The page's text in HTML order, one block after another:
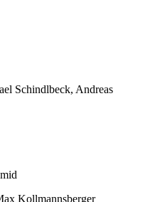
Schindlbeck, Andreas
Kollmannsberger